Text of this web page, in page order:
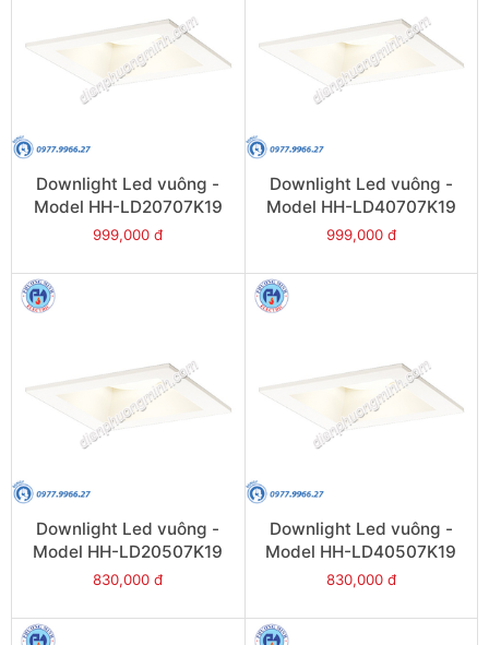
Downlight Led vuông -
Model HH-LD20707K19
999,000 đ
Downlight Led vuông -
Model HH-LD40707K19
999,000 đ
Downlight Led vuông -
Model HH-LD20507K19
830,000 đ
Downlight Led vuông -
Model HH-LD40507K19
830,000 đ